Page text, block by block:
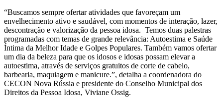
“Buscamos sempre ofertar atividades que favoreçam um
envelhecimento ativo e saudável, com momentos de interação, lazer,
descontração e valorização da pessoa idosa. Temos duas palestras
programadas com temas de grande relevância: Autoestima e Saúde
Íntima da Melhor Idade e Golpes Populares. Também vamos ofertar
um dia da beleza para que os idosos e idosas possam elevar a
autoestima, através de serviços gratuitos de corte de cabelo,
barbearia, maquiagem e manicure.”, detalha a coordenadora do
CECON Nova Rússia e presidente do Conselho Municipal dos
Direitos da Pessoa Idosa, Viviane Ossig.